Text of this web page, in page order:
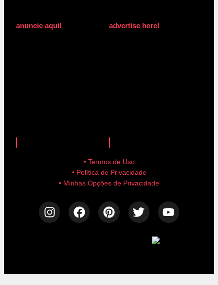
anuncie aqui! advertise here!
• Termos de Uso
• Política de Privacidade
• Minhas Opções de Privacidade